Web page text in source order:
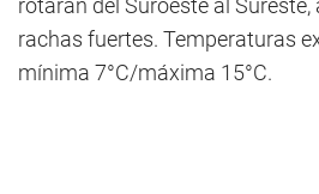
rotarán del Suroeste al Sureste,
rachas fuertes. Temperaturas
mínima 7°C/máxima 15°C.